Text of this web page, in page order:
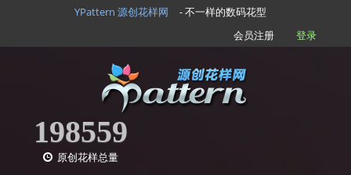
YPattern 源创花样网
- 不一样的数码花型
会员注册
登录
198559
原创花样总量